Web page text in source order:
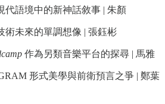
代語境中的新神話敘事 | 朱顏
術未來的單調想像 | 張鈺彬
作為另類音樂平台的探尋 | 馬雅
形式美學與前衛預言之爭 | 鄭葉